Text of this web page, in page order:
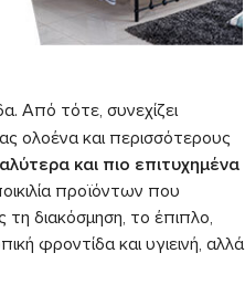
Από τότε, συνεχίζει
ολοένα και περισσότερους
και πιο επιτυχημένα
προϊόντων που
τη διακόσμηση, το έπιπλο,
φροντίδα και υγιεινή, αλλά